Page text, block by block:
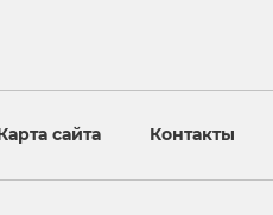
сайта Контакты